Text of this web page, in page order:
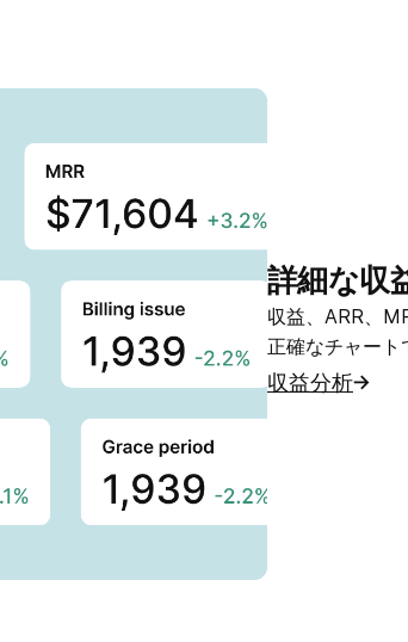
詳細な収
収益、ARR、
正確なチャート
収益分析